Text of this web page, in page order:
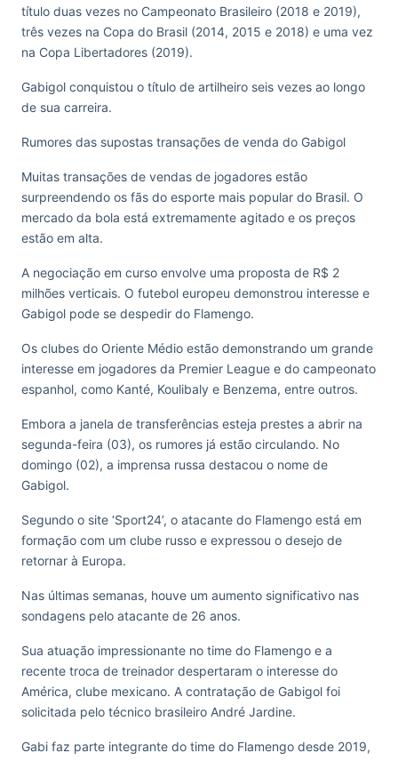
título duas vezes no Campeonato Brasileiro (2018 e 2019),
três vezes na Copa do Brasil (2014, 2015 e 2018) e uma vez
na Copa Libertadores (2019).
Gabigol conquistou o título de artilheiro seis vezes ao longo
de sua carreira.
Rumores das supostas transações de venda do Gabigol
Muitas transações de vendas de jogadores estão
surpreendendo os fãs do esporte mais popular do Brasil. O
mercado da bola está extremamente agitado e os preços
estão em alta.
A negociação em curso envolve uma proposta de R$ 2
milhões verticais. O futebol europeu demonstrou interesse e
Gabigol pode se despedir do Flamengo.
Os clubes do Oriente Médio estão demonstrando um grande
interesse em jogadores da Premier League e do campeonato
espanhol, como Kanté, Koulibaly e Benzema, entre outros.
Embora a janela de transferências esteja prestes a abrir na
segunda-feira (03), os rumores já estão circulando. No
domingo (02), a imprensa russa destacou o nome de
Gabigol.
Segundo o site ‘Sport24’, o atacante do Flamengo está em
formação com um clube russo e expressou o desejo de
retornar à Europa.
Nas últimas semanas, houve um aumento significativo nas
sondagens pelo atacante de 26 anos.
Sua atuação impressionante no time do Flamengo e a
recente troca de treinador despertaram o interesse do
América, clube mexicano. A contratação de Gabigol foi
solicitada pelo técnico brasileiro André Jardine.
Gabi faz parte integrante do time do Flamengo desde 2019,